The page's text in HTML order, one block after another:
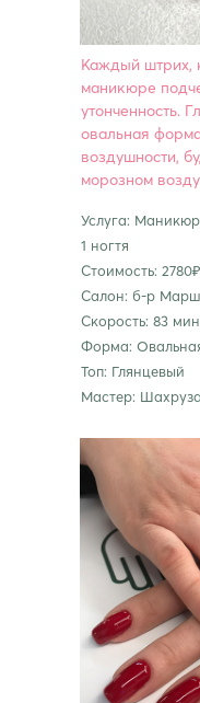
Каждый штрих,
маникюре
утонченность.
овальная
воздушности,
морозном
Услуга:
1 ногтя
Стоимость: 2780₽
Салон: б-р
Скорость: 83
Форма:
Топ: Глянцевый
Мастер: